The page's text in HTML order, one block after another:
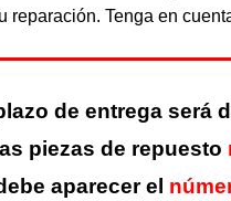
Tenga en
de entrega será
piezas de repuesto
aparecer el